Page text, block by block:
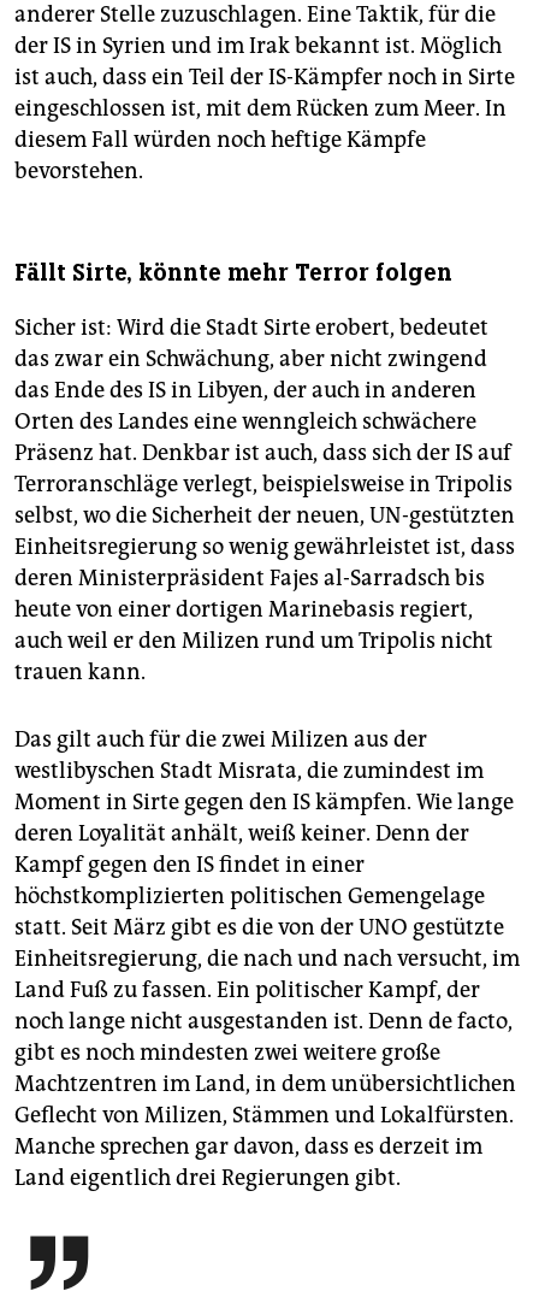
anderer Stelle zuzuschlagen. Eine Taktik, für die
der IS in Syrien und im Irak bekannt ist. Möglich
ist auch, dass ein Teil der IS-Kämpfer noch in Sirte
eingeschlossen ist, mit dem Rücken zum Meer. In
diesem Fall würden noch heftige Kämpfe
bevorstehen.
Fällt Sirte, könnte mehr Terror folgen
Sicher ist: Wird die Stadt Sirte erobert, bedeutet
das zwar ein Schwächung, aber nicht zwingend
das Ende des IS in Libyen, der auch in anderen
Orten des Landes eine wenngleich schwächere
Präsenz hat. Denkbar ist auch, dass sich der IS auf
Terroranschläge verlegt, beispielsweise in Tripolis
selbst, wo die Sicherheit der neuen, UN-gestützten
Einheitsregierung so wenig gewährleistet ist, dass
deren Ministerpräsident Fajes al-Sarradsch bis
heute von einer dortigen Marinebasis regiert,
auch weil er den Milizen rund um Tripolis nicht
trauen kann.
Das gilt auch für die zwei Milizen aus der
westlibyschen Stadt Misrata, die zumindest im
Moment in Sirte gegen den IS kämpfen. Wie lange
deren Loyalität anhält, weiß keiner. Denn der
Kampf gegen den IS findet in einer
höchstkomplizierten politischen Gemengelage
statt. Seit März gibt es die von der UNO gestützte
Einheitsregierung, die nach und nach versucht, im
Land Fuß zu fassen. Ein ­politischer Kampf, der
noch lange nicht ausgestanden ist. Denn de facto,
gibt es noch mindesten zwei weitere große
Machtzentren im Land, in dem unübersichtlichen
Geflecht von Milizen, Stämmen und Lokalfürsten.
Manche sprechen gar davon, dass es derzeit im
Land eigentlich drei Regierungen gibt.
